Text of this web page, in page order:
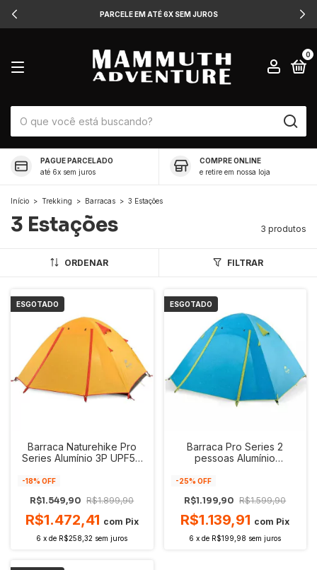
PARCELE EM ATÉ 6X SEM JUROS
0
PAGUE PARCELADO
até 6x sem juros
COMPRE ONLINE
e retire em nossa loja
Início > Trekking > Barracas > 3 Estações
3 Estações 3 produtos
ORDENAR FILTRAR
ESGOTADO
Barraca Naturehike Pro
Series Alumínio 3P UPF50
-18% OFF
R$1.549,90 R$1.899,90
R$1.472,41 com Pix
6 xde R$258,32 sem juros
ESGOTADO
Barraca Pro Series 2
pessoas Alumínio
-25% OFF
R$1.199,90 R$1.599,90
R$1.139,91 com Pix
6 xde R$199,98 sem juros